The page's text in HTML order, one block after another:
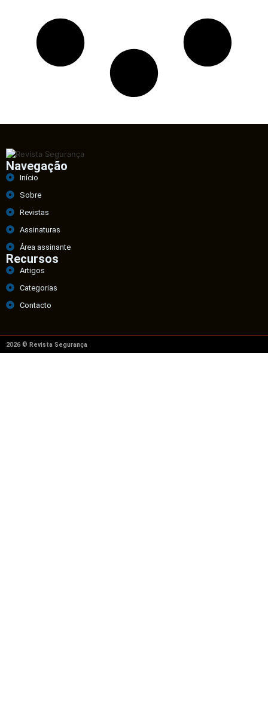
Navegação
Início
Sobre
Revistas
Assinaturas
Área assinante
Recursos
Artigos
Categorias
Contacto
2026 © Revista Segurança